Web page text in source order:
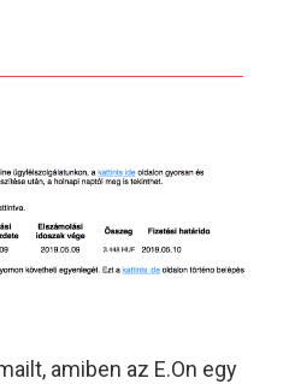
amiben az E.On egy